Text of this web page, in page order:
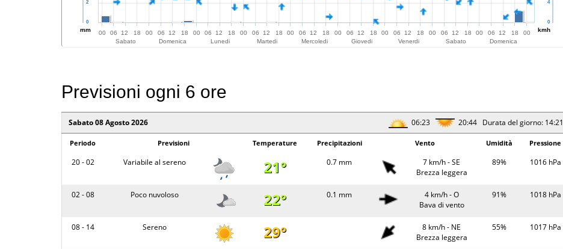
mm kmh
00 06
12
Sabato
18 00 06
12
Domenica
18 00 06
12
Lunedi
18 00 06
12
Martedi
18 00 06
12
Mercoledi
18 00 06
12
Giovedi
18 00 06
12
Venerdi
18 00 06
12
Sabato
18 00 06
12
Domenica
18 00
0
2
0
4
Previsioni ogni 6 ore
Sabato 08 Agosto 2026 06:23 20:44 Durata del giorno: 14:21
Periodo Previsioni Temperature Precipitazioni Vento Umidità Pressione
20 - 02 Variabile al sereno 21° 0.7 mm
7 km/h - SE
Brezza leggera
89% 1016 hPa
02 - 08 Poco nuvoloso 22° 0.1 mm
4 km/h - O
Bava di vento
91% 1018 hPa
08 - 14 Sereno 29°
8 km/h - NE
Brezza leggera
55% 1017 hPa